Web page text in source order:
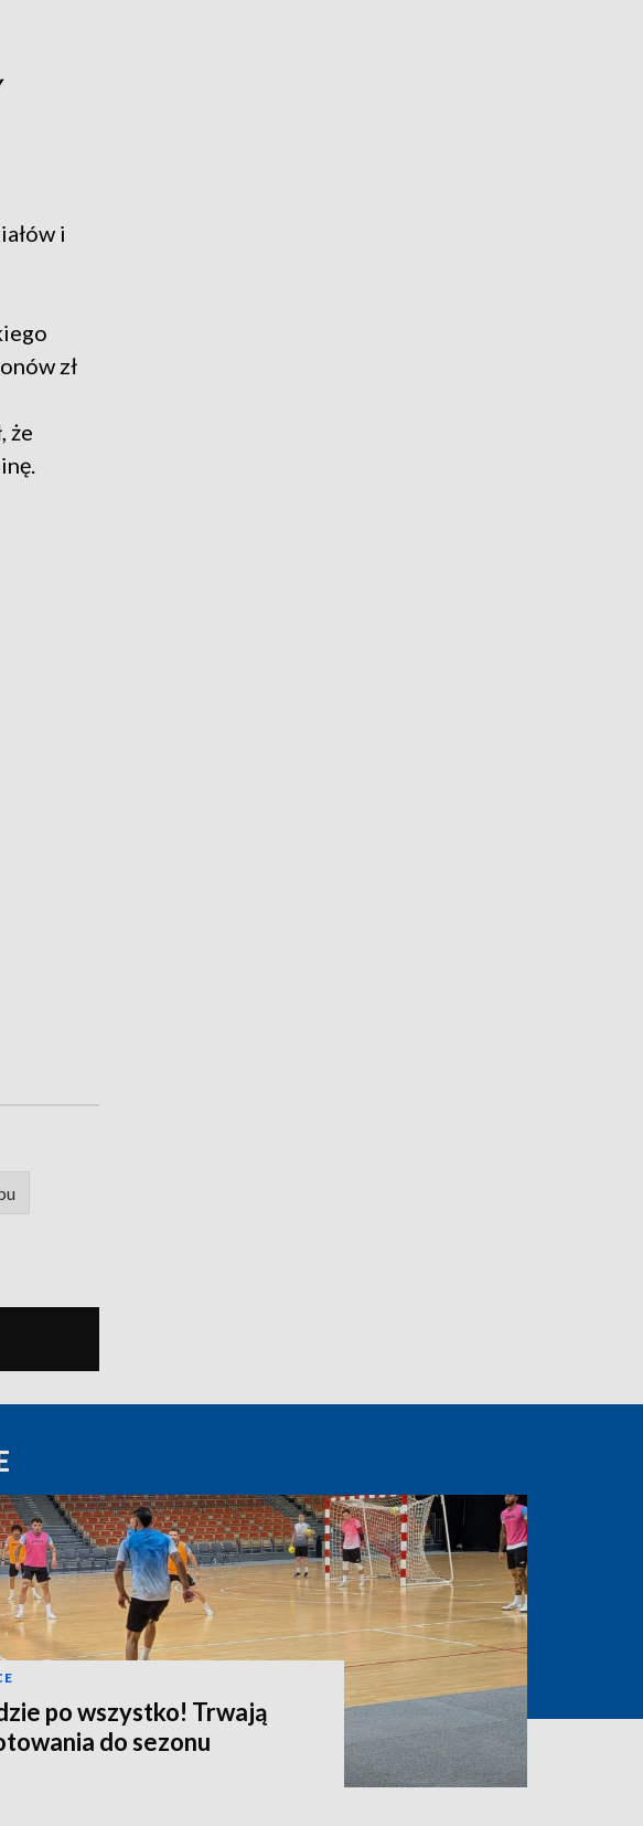
i
zł
że
po wszystko! Trwają
do sezonu